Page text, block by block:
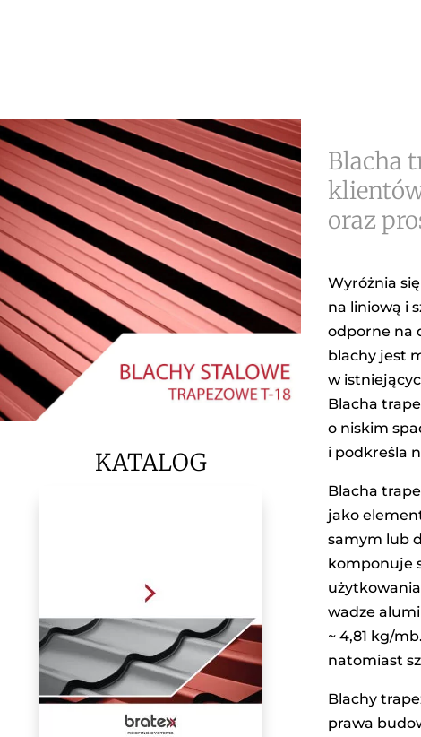
KATALOG
Blacha
oraz
Wyróżnia
na liniową i
odporne na
blachy jest
w
Blacha
o niskim
i podkreśla
Blacha
jako
samym lub
komponuje
wadze
~ 4,81 kg/
natomiast
Blachy
prawa